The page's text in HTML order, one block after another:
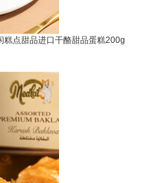
点甜品进口干酪甜品蛋糕200g